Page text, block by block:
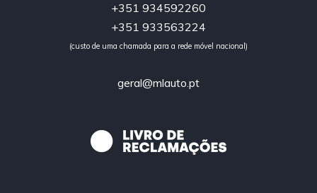
+351 934592260
+351 933563224
(custo de uma chamada para a rede móvel nacional)
geral@mlauto.pt